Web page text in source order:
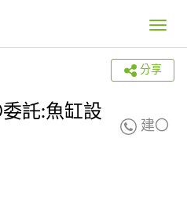
Toggle
分享
託:魚缸設
建〇